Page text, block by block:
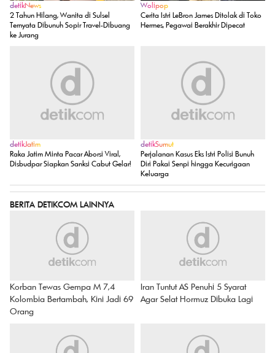
detikNews
2 Tahun Hilang, Wanita di Sulsel
Ternyata Dibunuh Sopir Travel-Dibuang
ke Jurang
Wolipop
Cerita Istri LeBron James Ditolak di Toko
Hermes, Pegawai Berakhir Dipecat
detikJatim
Raka Jatim Minta Pacar Aborsi Viral,
Disbudpar Siapkan Sanksi Cabut Gelar!
detikSumut
Perjalanan Kasus Eks Istri Polisi Bunuh
Diri Pakai Senpi hingga Kecurigaan
Keluarga
BERITA DETIKCOM LAINNYA
Korban Tewas Gempa M 7,4
Kolombia Bertambah, Kini Jadi 69
Orang
Iran Tuntut AS Penuhi 5 Syarat
Agar Selat Hormuz Dibuka Lagi